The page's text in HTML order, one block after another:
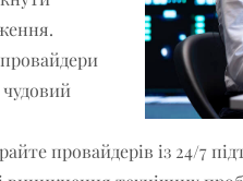
провайдерів із 24/7